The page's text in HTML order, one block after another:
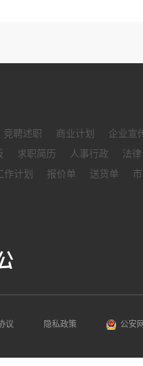
竞聘述职 商业计划
企业宣
求职简历 人事行政
法
作计划 报价单 送货单
议 隐私政策 公安